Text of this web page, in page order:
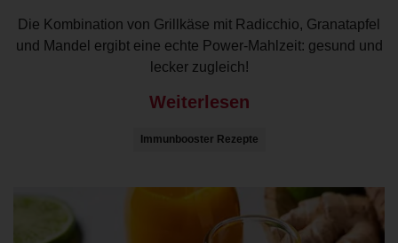
Die Kombination von Grillkäse mit Radicchio, Granatapfel
und Mandel ergibt eine echte Power-Mahlzeit: gesund und
lecker zugleich!
Weiterlesen
Immunbooster Rezepte